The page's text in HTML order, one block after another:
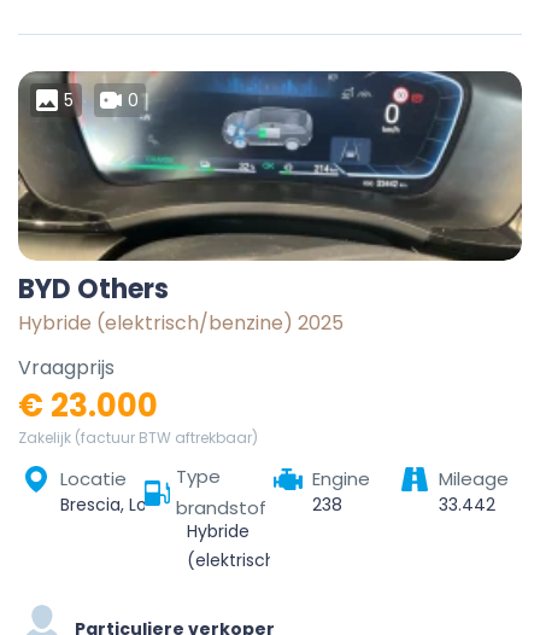
5 0
BYD Others
Hybride (elektrisch/benzine) 2025
Vraagprijs
€ 23.000
Zakelijk (factuur BTW aftrekbaar)
Locatie
Brescia, Lombardy, 25121-25136, Italy
Type
brandstof
Hybride
(elektrisch/benzine)
Engine
238
Mileage
33.442
Particuliere verkoper